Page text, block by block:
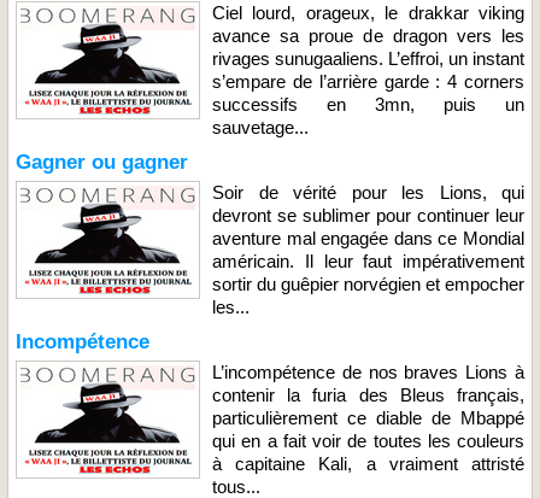
Ciel lourd, orageux, le drakkar viking
avance sa proue de dragon vers les
rivages sunugaaliens. L’effroi, un instant
s’empare de l’arrière garde : 4 corners
successifs en 3mn, puis un
sauvetage...
Gagner ou gagner
Soir de vérité pour les Lions, qui
devront se sublimer pour continuer leur
aventure mal engagée dans ce Mondial
américain. Il leur faut impérativement
sortir du guêpier norvégien et empocher
les...
Incompétence
L’incompétence de nos braves Lions à
contenir la furia des Bleus français,
particulièrement ce diable de Mbappé
qui en a fait voir de toutes les couleurs
à capitaine Kali, a vraiment attristé
tous...